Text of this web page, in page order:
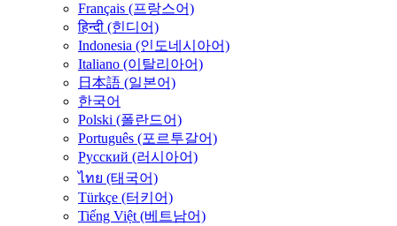
Français (프랑스어)
हिन्दी (힌디어)
Indonesia (인도네시아어)
Italiano (이탈리아어)
日本語 (일본어)
한국어
Polski (폴란드어)
Português (포르투갈어)
Русский (러시아어)
ไทย (태국어)
Türkçe (터키어)
Tiếng Việt (베트남어)